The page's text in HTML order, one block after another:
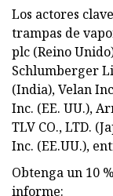
Los actores
trampas de
plc (Reino
Schlumberger
(India), Velan
Inc. (EE. UU.),
TLV CO., LTD.
Inc. (EE.UU.),
Obtenga un 10
informe: